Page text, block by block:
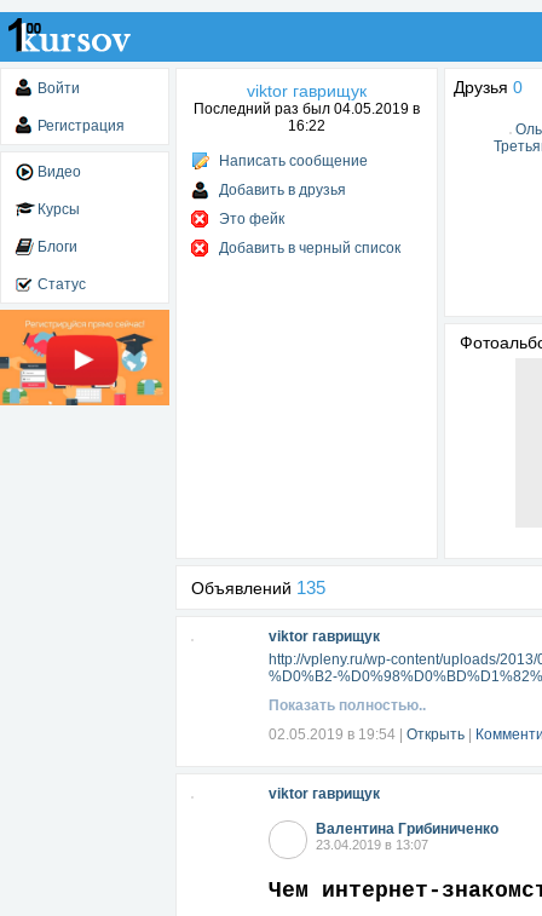
Войти
Регистрация
Видео
Курсы
Блоги
Статус
viktor гаврищук
Последний раз был 04.05.2019 в
16:22
Написать сообщение
Добавить в друзья
Это фейк
Добавить в черный список
Друзья 0
Объявлений 135
viktor гаврищук
http://vpleny.ru/wp-content/uploads/
%D0%B2-
Показать полностью..
02.05.2019 в 19:54
Открыть
viktor гаврищук
Валентина Грибиниченко
23.04.2019 в 13:07
Чем интернет-